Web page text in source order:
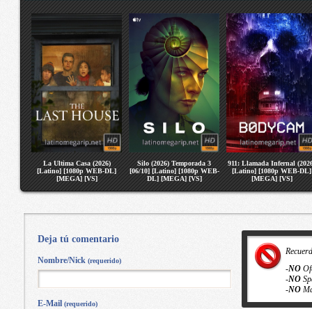
La Ultima Casa (2026)
[Latino] [1080p WEB-DL]
[MEGA] [VS]
Silo (2026) Temporada 3
[06/10] [Latino] [1080p WEB-
DL] [MEGA] [VS]
911: Llamada Infernal
[Latino] [1080p WEB-DL]
[MEGA] [VS]
-NO
-NO
-NO
Deja tú comentario
Nombre/Nick (requerido)
E-Mail (requerido)